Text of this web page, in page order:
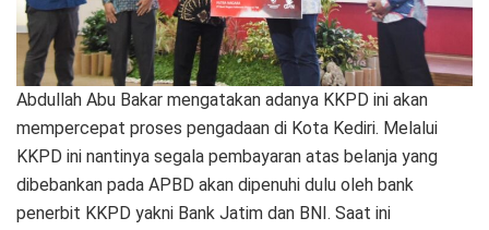
Abdullah Abu Bakar mengatakan adanya KKPD ini akan
mempercepat proses pengadaan di Kota Kediri. Melalui
KKPD ini nantinya segala pembayaran atas belanja yang
dibebankan pada APBD akan dipenuhi dulu oleh bank
penerbit KKPD yakni Bank Jatim dan BNI. Saat ini